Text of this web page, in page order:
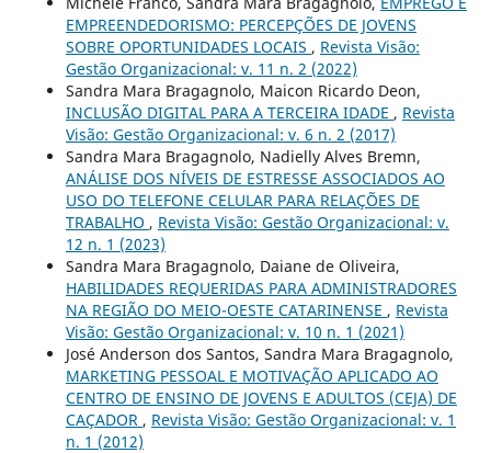
EMPREENDEDORISMO: PERCEPÇÕES DE JOVENS
SOBRE OPORTUNIDADES LOCAIS , Revista Visão:
Gestão Organizacional: v. 11 n. 2 (2022)
Sandra Mara Bragagnolo, Maicon Ricardo Deon,
INCLUSÃO DIGITAL PARA A TERCEIRA IDADE , Revista
Visão: Gestão Organizacional: v. 6 n. 2 (2017)
Sandra Mara Bragagnolo, Nadielly Alves Bremn,
ANÁLISE DOS NÍVEIS DE ESTRESSE ASSOCIADOS AO
USO DO TELEFONE CELULAR PARA RELAÇÕES DE
TRABALHO , Revista Visão: Gestão Organizacional: v.
12 n. 1 (2023)
Sandra Mara Bragagnolo, Daiane de Oliveira,
HABILIDADES REQUERIDAS PARA ADMINISTRADORES
NA REGIÃO DO MEIO-OESTE CATARINENSE , Revista
Visão: Gestão Organizacional: v. 10 n. 1 (2021)
José Anderson dos Santos, Sandra Mara Bragagnolo,
MARKETING PESSOAL E MOTIVAÇÃO APLICADO AO
CENTRO DE ENSINO DE JOVENS E ADULTOS (CEJA) DE
CAÇADOR , Revista Visão: Gestão Organizacional: v. 1
n. 1 (2012)